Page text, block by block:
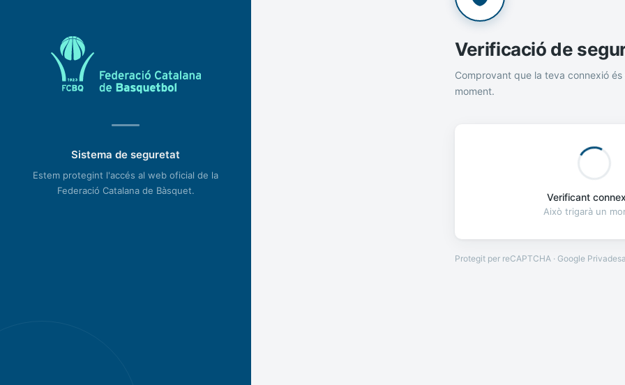
Sistema de seguretat
Estem protegint l'accés al web oficial de la
Federació Catalana de Bàsquet.
Verificació de
Comprovant que la teva connexió és
moment.
Verificant
Això trigarà un
Protegit per reCAPTCHA · Google Privadesa